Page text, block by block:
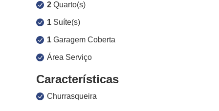
2 Quarto(s)
1 Suíte(s)
1 Garagem Coberta
Área Serviço
Características
Churrasqueira